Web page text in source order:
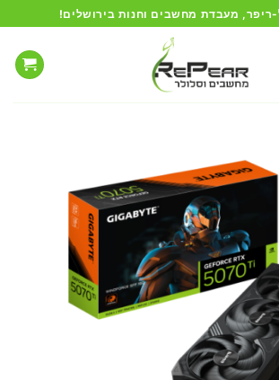
ריפר, מעבדת מחשבים וחנות בירושלים!